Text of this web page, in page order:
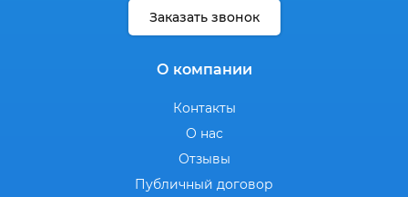
Заказать звонок
О компании
Контакты
О нас
Отзывы
Публичный договор